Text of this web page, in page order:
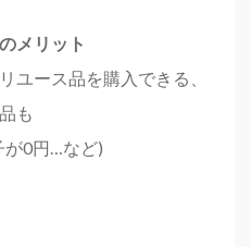
メリット
ユース品を購入できる、
も
が0円…など)